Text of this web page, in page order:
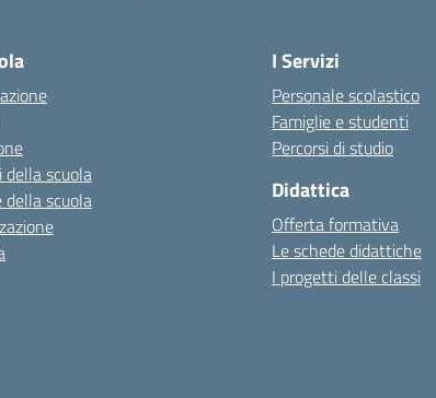
della scuola
della scuola
I Servizi
Personale scolastico
Famiglie e studenti
Percorsi di studio
Didattica
Offerta formativa
Le schede didattiche
I progetti delle classi